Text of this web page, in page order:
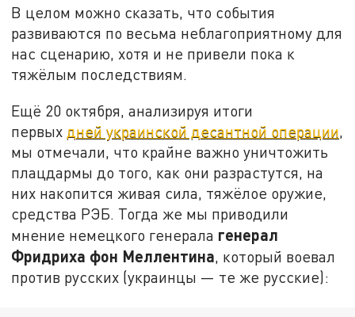
В целом можно сказать, что события
развиваются по весьма неблагоприятному для
нас сценарию, хотя и не привели пока к
тяжёлым последствиям.
Ещё 20 октября, анализируя итоги
первых дней украинской десантной операции
мы отмечали, что крайне важно уничтожить
плацдармы до того, как они разрастутся, на
них накопится живая сила, тяжёлое оружие,
средства РЭБ. Тогда же мы приводили
мнение немецкого генерала генерал
Фридриха фон Меллентина , который воевал
против русских (украинцы — те же русские):